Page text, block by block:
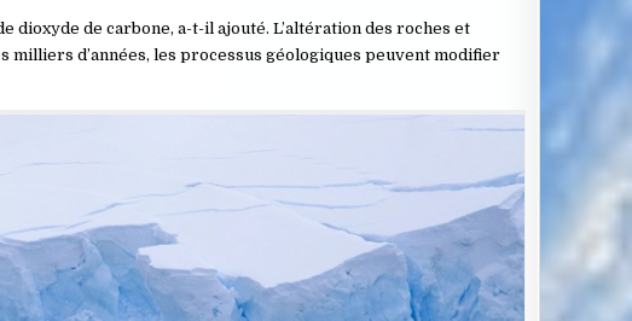
dioxyde de carbone, a-t-il ajouté. L’altération des roches et
milliers d’années, les processus géologiques peuvent modifier